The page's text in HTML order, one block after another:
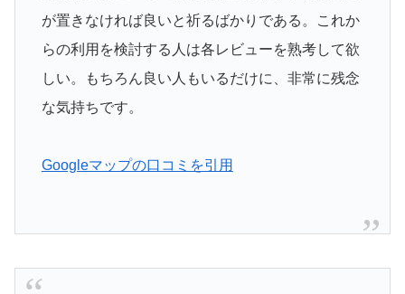
が置きなければ良いと祈るばかりである。これか
らの利用を検討する人は各レビューを熟考して欲
しい。もちろん良い人もいるだけに、非常に残念
な気持ちです。
Googleマップの口コミを引用